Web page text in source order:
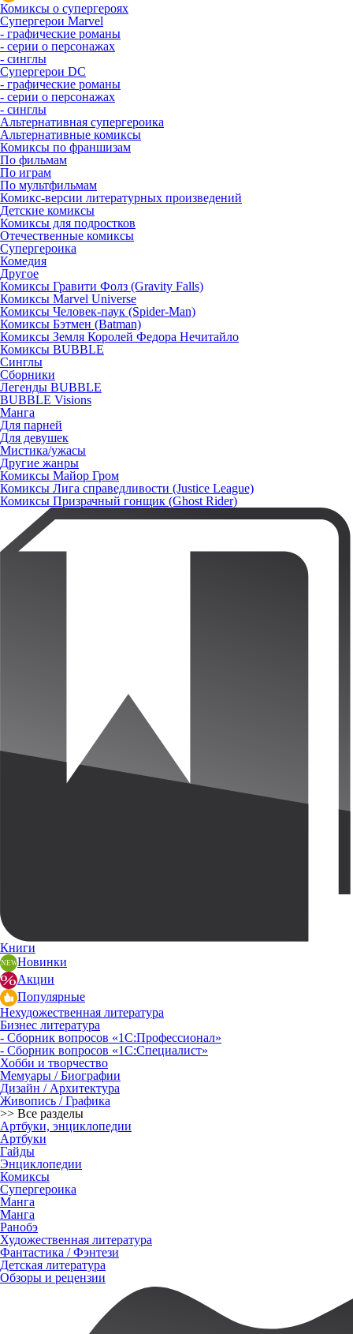
Комиксы о супергероях
Супергерои Marvel
- графические романы
- серии о персонажах
- синглы
Супергерои DC
- графические романы
- серии о персонажах
- синглы
Альтернативная супергероика
Альтернативные комиксы
Комиксы по франшизам
По фильмам
По играм
По мультфильмам
Комикс-версии литературных произведений
Детские комиксы
Комиксы для подростков
Отечественные комиксы
Супергероика
Комедия
Другое
Комиксы Гравити Фолз (Gravity Falls)
Комиксы Marvel Universe
Комиксы Человек-паук (Spider-Man)
Комиксы Бэтмен (Batman)
Комиксы Земля Королей Федора Нечитайло
Комиксы BUBBLE
Синглы
Сборники
Легенды BUBBLE
BUBBLE Visions
Манга
Для парней
Для девушек
Мистика/ужасы
Другие жанры
Комиксы Майор Гром
Комиксы Лига справедливости (Justice League)
Комиксы Призрачный гонщик (Ghost Rider)
Книги
Новинки
Акции
Популярные
Нехудожественная литература
Бизнес литература
- Сборник вопросов «1С:Профессионал»
- Сборник вопросов «1С:Специалист»
Хобби и творчество
Мемуары / Биографии
Дизайн / Архитектура
Живопись / Графика
>> Все разделы
Артбуки, энциклопедии
Артбуки
Гайды
Энциклопедии
Комиксы
Супергероика
Манга
Манга
Ранобэ
Художественная литература
Фантастика / Фэнтези
Детская литература
Обзоры и рецензии